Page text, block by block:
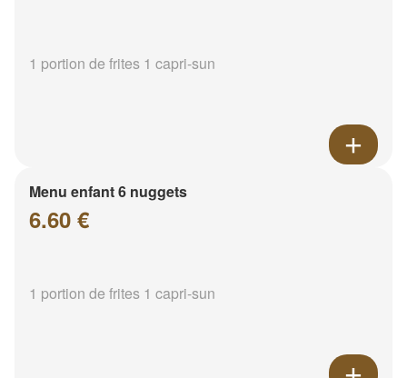
1 portion de frites 1 capri-sun
Menu enfant 6 nuggets
6.60 €
1 portion de frites 1 capri-sun